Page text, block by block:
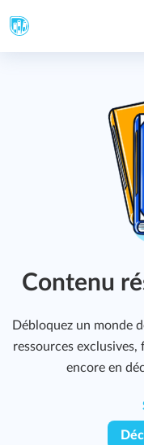
Contenu
Débloquez un monde
ressources
encore en